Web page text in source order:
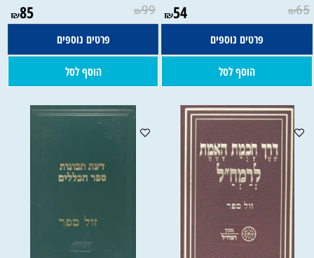
₪65
₪54
פרטים נוספים
הוסף לסל
₪99
₪85
פרטים נוספים
הוסף לסל